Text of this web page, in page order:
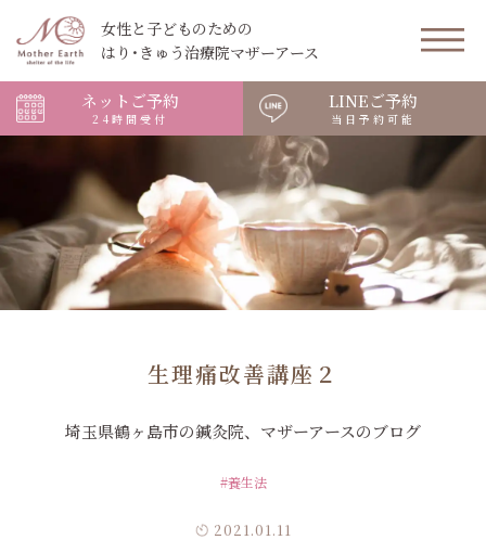
女性と子どものための
はり･きゅう治療院マザーアース
ネットご予約
24時間受付
LINEご予約
当日予約可能
生理痛改善講座２
埼玉県鶴ヶ島市の鍼灸院、マザーアースのブログ
#養生法
2021.01.11